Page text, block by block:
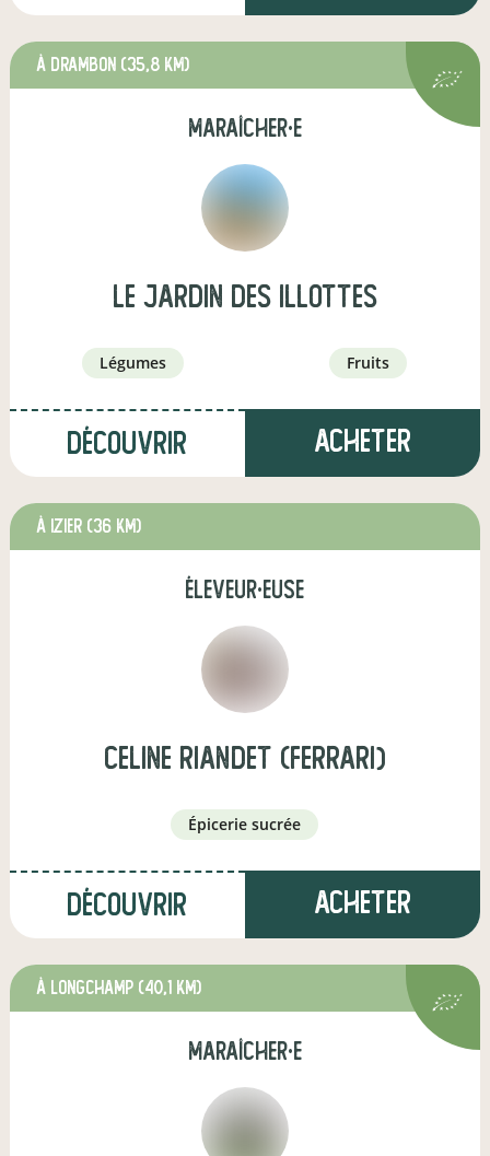
à Drambon (35,8 km)
maraîcher·e
LE JARDIN DES ILLOTTES
légumes fruits
Découvrir Acheter
à Izier (36 km)
éleveur·euse
celine riandet (Ferrari)
épicerie sucrée
Découvrir Acheter
à Longchamp (40,1 km)
maraîcher·e